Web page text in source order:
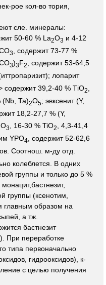
рое кол-во тория,
сле. минералы:
50-60 % La2O3 и 4-12
3
, содержит 73-77 %
3)3F2, содержит 53-64,5
лопарит
содержит 39,2-40 % ТiO2
(Nb, Та)2О5; эвксенит (Y,
18,2-27,7 % (Y,
O3, 16-30 % TiO2, 4,3-41,4
YPO4
, содержит 52-62,6
Соотнош. м-ду отд.
колеблется. В одних
группы и только до 5 %
группы (ксенотим,
главным образом на
а тж.
бастнезит
При переработке
типа первоначально
гидрооксидов), к-
с целью получения